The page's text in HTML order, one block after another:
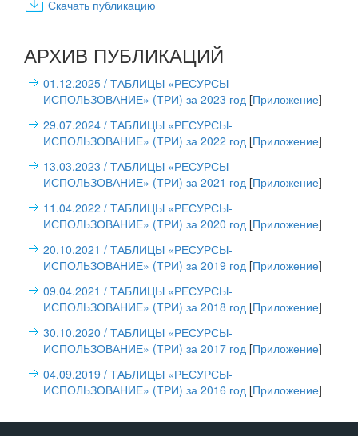
Скачать публикацию
АРХИВ ПУБЛИКАЦИЙ
01.12.2025 / ТАБЛИЦЫ «РЕСУРСЫ-
ИСПОЛЬЗОВАНИЕ» (ТРИ) за 2023 год [Приложение]
29.07.2024 / ТАБЛИЦЫ «РЕСУРСЫ-
ИСПОЛЬЗОВАНИЕ» (ТРИ) за 2022 год [Приложение]
13.03.2023 / ТАБЛИЦЫ «РЕСУРСЫ-
ИСПОЛЬЗОВАНИЕ» (ТРИ) за 2021 год [Приложение]
11.04.2022 / ТАБЛИЦЫ «РЕСУРСЫ-
ИСПОЛЬЗОВАНИЕ» (ТРИ) за 2020 год [Приложение]
20.10.2021 / ТАБЛИЦЫ «РЕСУРСЫ-
ИСПОЛЬЗОВАНИЕ» (ТРИ) за 2019 год [Приложение]
09.04.2021 / ТАБЛИЦЫ «РЕСУРСЫ-
ИСПОЛЬЗОВАНИЕ» (ТРИ) за 2018 год [Приложение]
30.10.2020 / ТАБЛИЦЫ «РЕСУРСЫ-
ИСПОЛЬЗОВАНИЕ» (ТРИ) за 2017 год [Приложение]
04.09.2019 / ТАБЛИЦЫ «РЕСУРСЫ-
ИСПОЛЬЗОВАНИЕ» (ТРИ) за 2016 год [Приложение]